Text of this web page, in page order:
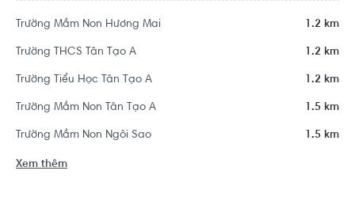
Trường Mầm Non Hương Mai 1.2 km
Trường THCS Tân Tạo A 1.2 km
Trường Tiểu Học Tân Tạo A 1.2 km
Trường Mầm Non Tân Tạo A 1.5 km
Trường Mầm Non Ngôi Sao 1.5 km
Xem thêm